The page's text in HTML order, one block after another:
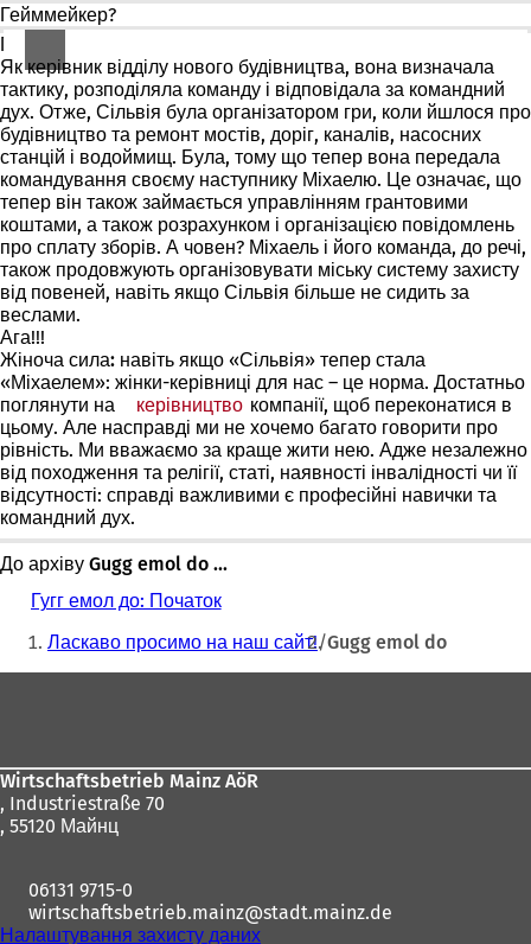
Гейммейкер?
Га?
Як керівник відділу нового будівництва, вона визначала
тактику, розподіляла команду і відповідала за командний
дух. Отже, Сільвія була організатором гри, коли йшлося про
будівництво та ремонт мостів, доріг, каналів, насосних
станцій і водоймищ. Була, тому що тепер вона передала
командування своєму наступнику Міхаелю. Це означає, що
тепер він також займається управлінням грантовими
коштами, а також розрахунком і організацією повідомлень
про сплату зборів. А човен? Міхаель і його команда, до речі,
також продовжують організовувати міську систему захисту
від повеней, навіть якщо Сільвія більше не сидить за
веслами.
Ага!!!
Жіноча сила: навіть якщо «Сільвія» тепер стала
«Міхаелем»: жінки-керівниці для нас – це норма. Достатньо
поглянути на
керівництво (Відкривається
в
новій
вкладці)
компанії, щоб переконатися в
цьому. Але насправді ми не хочемо багато говорити про
рівність. Ми вважаємо за краще жити нею. Адже незалежно
від походження та релігії, статі, наявності інвалідності чи її
відсутності: справді важливими є професійні навички та
командний дух.
До архіву Gugg emol do ...
Гугг емол до: Початок
Ти
тут:
Ласкаво просимо на наш сайт! Gugg emol do
Wirtschaftsbetrieb Mainz AöR
, Industriestraße 70
, 55120 Майнц
06131 9715-0
wirtschaftsbetrieb.mainz
stadt.mainz de
Налаштування захисту даних